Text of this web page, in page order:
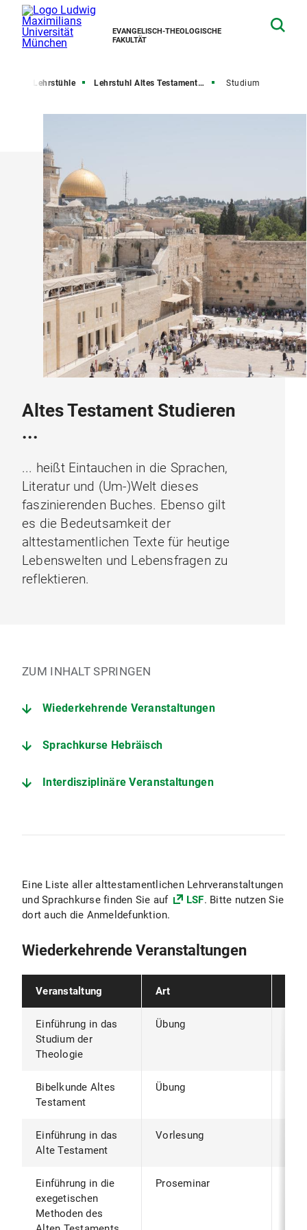
EVANGELISCH-THEOLOGISCHE
FAKULTÄT
Lehrstühle Lehrstuhl Altes Testament II Studium
Altes Testament Studieren
...
... heißt Eintauchen in die Sprachen,
Literatur und (Um-)Welt dieses
faszinierenden Buches. Ebenso gilt
es die Bedeutsamkeit der
alttestamentlichen Texte für heutige
Lebenswelten und Lebensfragen zu
reflektieren.
ZUM INHALT SPRINGEN
Wiederkehrende Veranstaltungen
Sprachkurse Hebräisch
Interdisziplinäre Veranstaltungen
Eine Liste aller alttestamentlichen Lehrveranstaltungen
und Sprachkurse finden Sie auf
LSF. Bitte nutzen Sie
dort auch die Anmeldefunktion.
Wiederkehrende Veranstaltungen
Veranstaltung Art
Einführung in das
Studium der
Theologie
Übung
Bibelkunde Altes
Testament
Übung
Einführung in das
Alte Testament
Vorlesung
Einführung in die
exegetischen
Methoden des
Proseminar